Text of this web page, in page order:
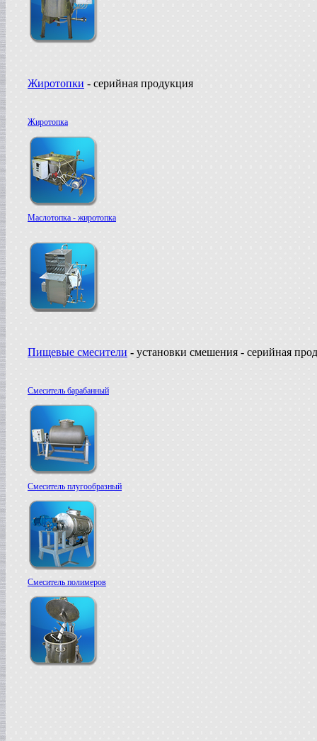
Жиротопки - серийная продукция
Жиротопка
Маслотопка - жиротопка
Пищевые смесители - установки смешения - серийная
Смеситель барабанный
Смеситель плугообразный
Смеситель полимеров